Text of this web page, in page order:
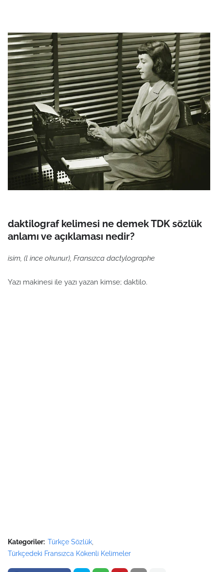
daktilograf kelimesi ne demek TDK sözlük
anlamı ve açıklaması nedir?
isim, (l ince okunur), Fransızca dactylographe
Yazı makinesi ile yazı yazan kimse; daktilo.
Kategoriler: Türkçe Sözlük
Türkçedeki Fransızca Kökenli Kelimeler